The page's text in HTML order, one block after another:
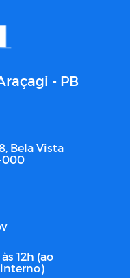
- PB
Bela Vista
000
12h (ao